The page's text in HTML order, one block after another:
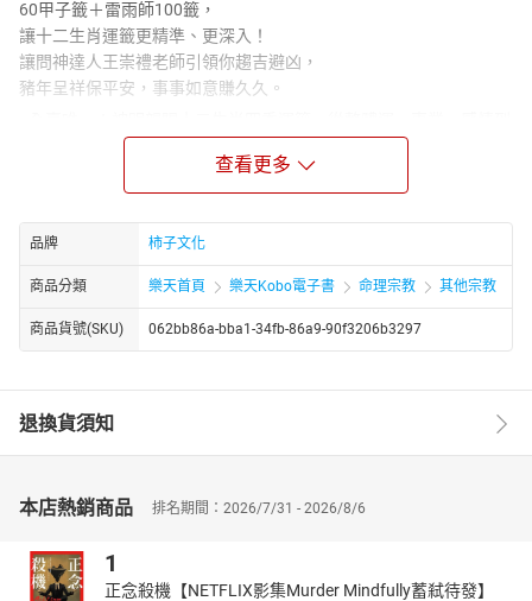
60甲子籤＋雷雨師100籤，
讓十二生肖運籤更精準、更深入！
讓問神達人王崇禮老師引領你趨吉避凶，
豬年呈祥保平安，事事如意賺久久。
財運，問神達人專業解析
●運籤升級：60甲子籤＋雷雨師100籤，雙系統運籤，精準UP，細節
●開春祈福：貴人、財運、升遷、學業、開工……開運吉時、方位和
做法都公開
●精選吉日：吉日速查＋注意事項重點提醒，挑選好日好省力，萬事
歡喜迎豬年，又到了請問神達人王崇禮老師為大家深度解析生肖運
不只全臺唯一，
2019精細度再升級的生肖運籤解析！
為單位，為大家提點貴人時機、桃花姻緣、事業投資、防破財、防
更值得一提的是，2019豬年的運籤同時運用60甲子籤與雷雨師100
籤全臺二大籤詩系統，讓慈悲神明給大眾的年度生活提點，既有60
查看更多
品牌 柿子文化
商品分類 樂天首頁 樂天Kobo電子書 命理宗教 其他宗教
商品貨號(SKU) 062bb86a-bba1-34fb-86a9-90f3206b3297
退換貨須知
本店熱銷商品 排名期間：2026/7/31 - 2026/8/6
1
正念殺機【NETFLIX影集Murder Mindfully蓄弒待發】